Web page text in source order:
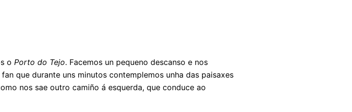
o Porto do Tejo. Facemos un pequeno descanso e nos
que durante uns minutos contemplemos unha das paisaxes
nos sae outro camiño á esquerda, que conduce ao